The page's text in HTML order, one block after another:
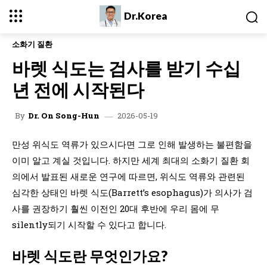
Dr.Korea
소화기 질환
바렛 식도는 검사를 받기 수십
년 전에 시작된다
By Dr. On Song-Hun 2026-05-19
만성 위식도 역류가 있으시다면 그로 인해 발생하는 불편함을
이미 알고 계실 것입니다. 하지만 세계 최대의 소화기 질환 회
의에서 발표된 새로운 연구에 따르면, 위식도 역류와 관련된
심각한 상태인 바렛 식도(Barrett’s esophagus)가 의사가 검
사를 권장하기 훨씬 이전인 20대 후반에 우리 몸에 무
silently되기 시작할 수 있다고 합니다.
바렛 식도란 무엇인가요?